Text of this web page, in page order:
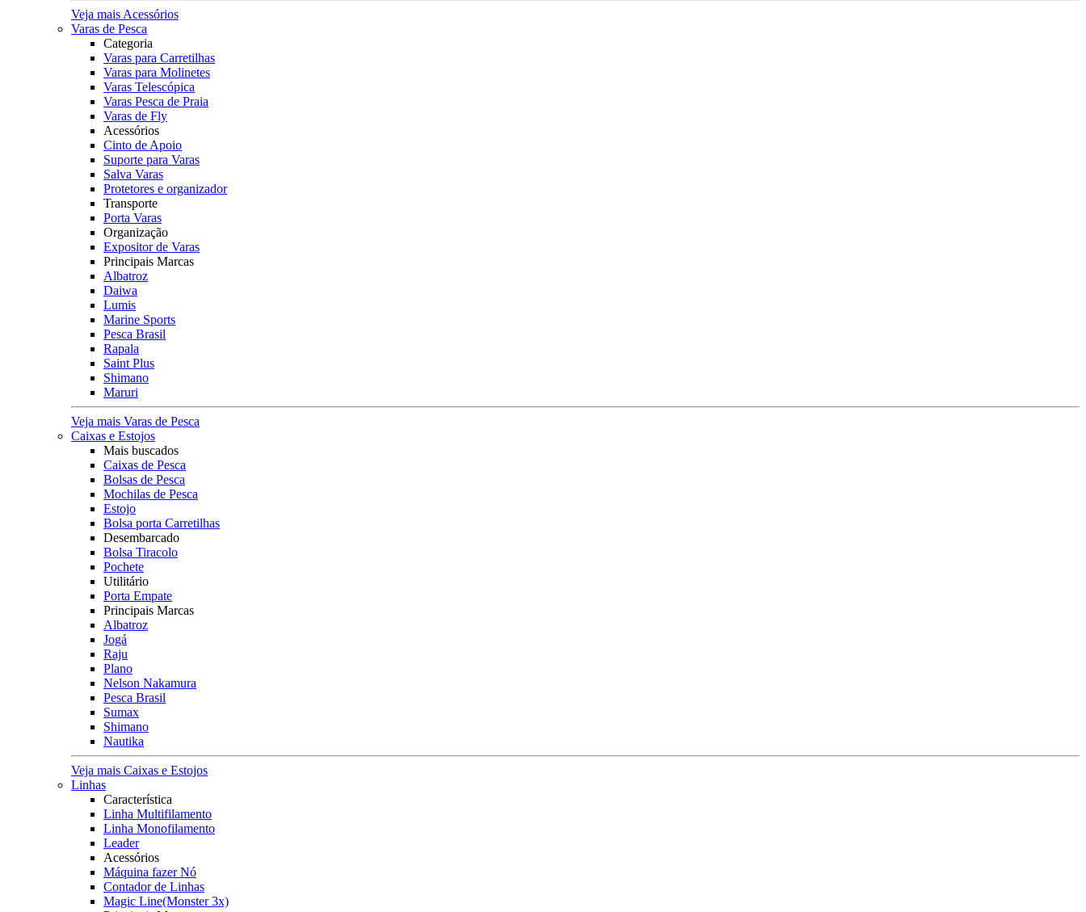
Veja mais Acessórios
Varas de Pesca
Categoria
Varas para Carretilhas
Varas para Molinetes
Varas Telescópica
Varas Pesca de Praia
Varas de Fly
Acessórios
Cinto de Apoio
Suporte para Varas
Salva Varas
Protetores e organizador
Transporte
Porta Varas
Organização
Expositor de Varas
Principais Marcas
Albatroz
Daiwa
Lumis
Marine Sports
Pesca Brasil
Rapala
Saint Plus
Shimano
Maruri
Veja mais Varas de Pesca
Caixas e Estojos
Mais buscados
Caixas de Pesca
Bolsas de Pesca
Mochilas de Pesca
Estojo
Bolsa porta Carretilhas
Desembarcado
Bolsa Tiracolo
Pochete
Utilitário
Porta Empate
Principais Marcas
Albatroz
Jogá
Raju
Plano
Nelson Nakamura
Pesca Brasil
Sumax
Shimano
Nautika
Veja mais Caixas e Estojos
Linhas
Característica
Linha Multifilamento
Linha Monofilamento
Leader
Acessórios
Máquina fazer Nó
Contador de Linhas
Magic Line(Monster 3x)